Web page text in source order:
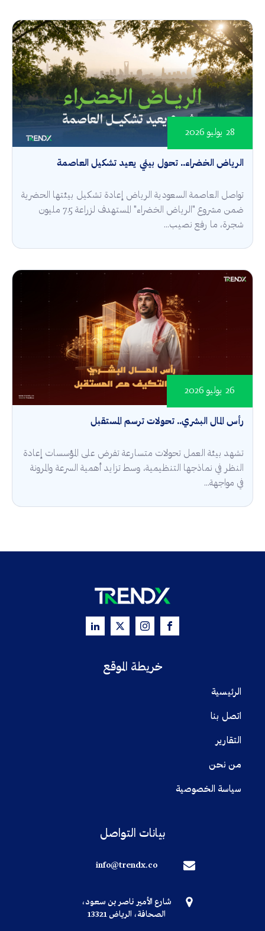
الرياض الخضراء.. تحول بيئي يعيد تشكيل العاصمة
28 يوليو 2026
تواصل العاصمة السعودية الرياض إعادة تشكيل بيئتها الحضرية
ضمن مشروع "الرياض الخضراء" المستهدف لزراعة 7.5 مليون
شجرة، ما رفع نصيب...
رأس المال البشري.. تحولات ترسم المستقبل
26 يوليو 2026
تشهد بيئة العمل تحولات متسارعة تفرض على المؤسسات إعادة
النظر في نماذجها التنظيمية، وسط تزايد أهمية السرعة والمرونة
في مواجهة...
خريطة الموقع
الرئيسية
اتصل بنا
التقارير
من نحن
سياسة الخصوصية
بيانات التواصل
info@trendx.co
شارع الأمير ناصر بن سعود،
الصحافة، الرياض 13321